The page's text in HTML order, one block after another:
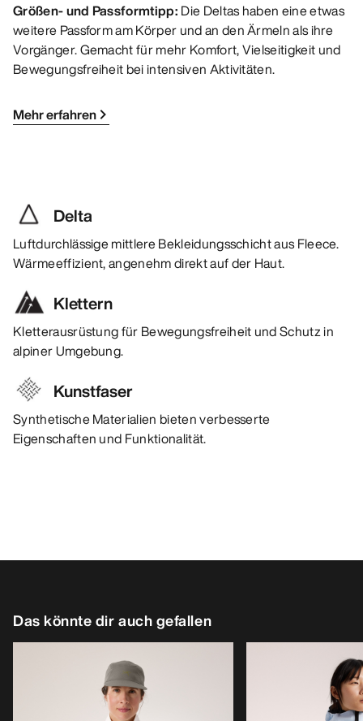
Größen- und Passformtipp: Die Deltas haben eine etwas
weitere Passform am Körper und an den Ärmeln als ihre
Vorgänger. Gemacht für mehr Komfort, Vielseitigkeit und
Bewegungsfreiheit bei intensiven Aktivitäten.
Mehr erfahren
Delta
Luftdurchlässige mittlere Bekleidungsschicht aus Fleece.
Wärmeeffizient, angenehm direkt auf der Haut.
Klettern
Kletterausrüstung für Bewegungsfreiheit und Schutz in
alpiner Umgebung.
Kunstfaser
Synthetische Materialien bieten verbesserte
Eigenschaften und Funktionalität.
Das könnte dir auch gefallen